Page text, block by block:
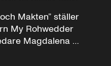
Makten” ställer
My Rohwedder
Magdalena